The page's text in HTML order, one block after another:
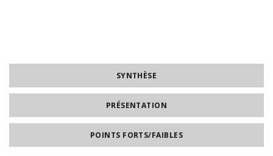
SYNTHÈSE
PRÉSENTATION
POINTS FORTS/FAIBLES